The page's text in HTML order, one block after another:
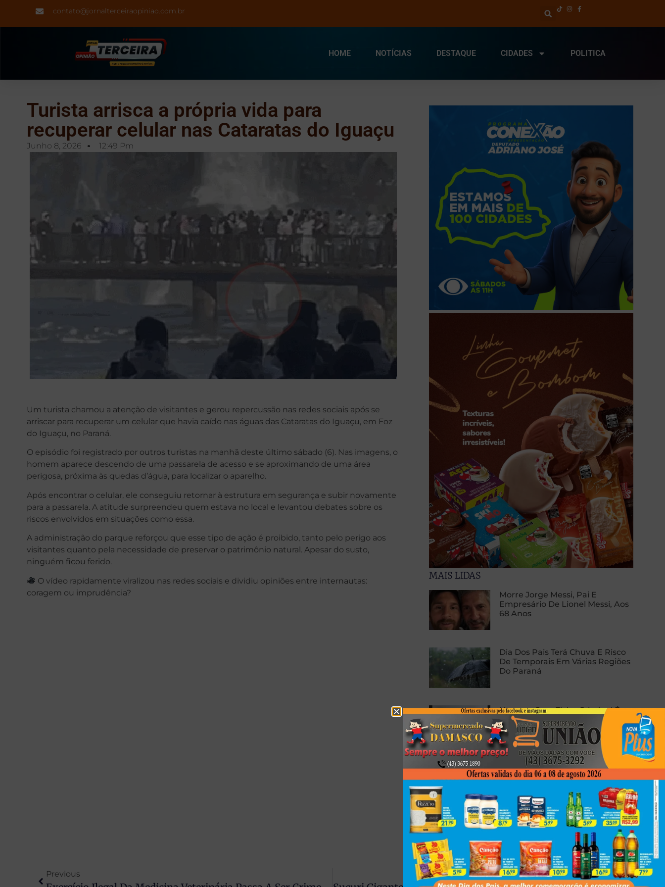
contato@jornalterceiraopiniao.com.br
HOME NOTÍCIAS DESTAQUE CIDADES POLITICA
Turista arrisca a própria vida para
recuperar celular nas Cataratas do Iguaçu
Junho 8, 2026 12:49 Pm
Um turista chamou a atenção de visitantes e gerou repercussão nas redes sociais após se
arriscar para recuperar um celular que havia caído nas águas das Cataratas do Iguaçu, em Foz
do Iguaçu, no Paraná.
O episódio foi registrado por outros turistas na manhã deste último sábado (6). Nas imagens, o
homem aparece descendo de uma passarela de acesso e se aproximando de uma área
perigosa, próxima às quedas d’água, para localizar o aparelho.
Após encontrar o celular, ele conseguiu retornar à estrutura em segurança e subir novamente
para a passarela. A atitude surpreendeu quem estava no local e levantou debates sobre os
riscos envolvidos em situações como essa.
A administração do parque reforçou que esse tipo de ação é proibido, tanto pelo perigo aos
visitantes quanto pela necessidade de preservar o patrimônio natural. Apesar do susto,
ninguém ficou ferido.
O vídeo rapidamente viralizou nas redes sociais e dividiu opiniões entre internautas:
coragem ou imprudência?
MAIS LIDAS
Morre Jorge Messi, Pai E
Empresário De Lionel Messi, Aos
68 Anos
Dia Dos Pais Terá Chuva E Risco
De Temporais Em Várias Regiões
Do Paraná
Homem Com Ficha Criminal É
Preso Com Revólver Carregado
Em Presidente Prudente
Carro E Caminhão Batem Na PR-
463, Em Colorado, E Motorista
Previous Next